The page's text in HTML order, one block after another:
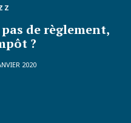
de règlement,
?
2020